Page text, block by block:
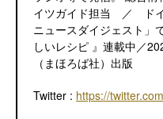
イツガイド担当 ／ ドイ
ニュースダイジェスト」
しいレシピ 』連載中／
（まほろば社）出版
Twitter : https://